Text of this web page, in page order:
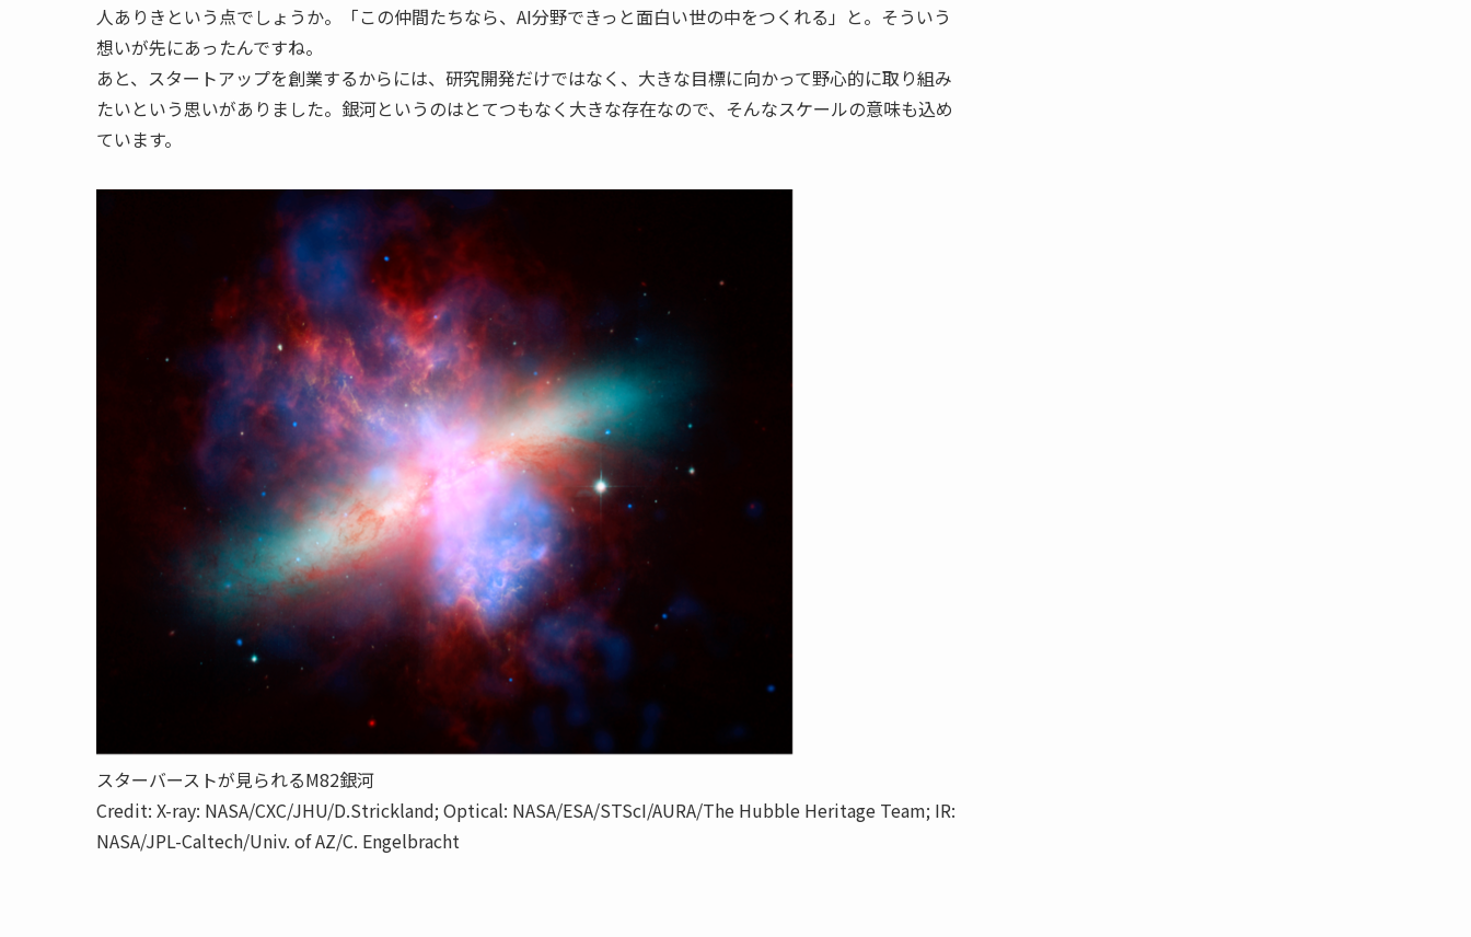
人ありきという点でしょうか。「この仲間たちなら、AI分野できっと面白い世の中をつくれる」と。そういう
想いが先にあったんですね。
あと、スタートアップを創業するからには、研究開発だけではなく、大きな目標に向かって野心的に取り組み
たいという思いがありました。銀河というのはとてつもなく大きな存在なので、そんなスケールの意味も込め
ています。
スターバーストが見られるM82銀河
Credit: X-ray: NASA/CXC/JHU/D.Strickland; Optical: NASA/ESA/STScI/AURA/The Hubble Heritage Team; IR:
NASA/JPL-Caltech/Univ. of AZ/C. Engelbracht